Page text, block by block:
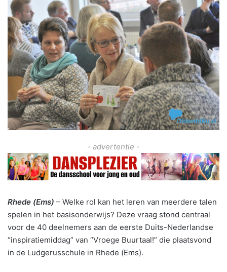
- advertentie -
Rhede (Ems) – Welke rol kan het leren van meerdere talen
spelen in het basisonderwijs? Deze vraag stond centraal
voor de 40 deelnemers aan de eerste Duits-Nederlandse
“inspiratiemiddag” van “Vroege Buurtaal!” die plaatsvond
in de Ludgerusschule in Rhede (Ems).